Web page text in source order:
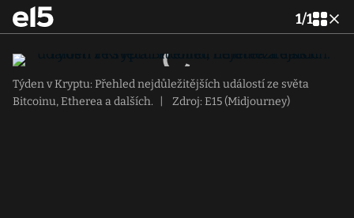
1/1
Týden v Kryptu: Přehled nejdůležitějších událostí ze světa
Bitcoinu, Etherea a dalších.
Zdroj: E15 (Midjourney)